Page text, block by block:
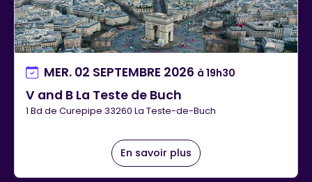
MER. 02 SEPTEMBRE 2026 à 19h30
V and B La Teste de Buch
1 Bd de Curepipe 33260 La Teste-de-Buch
En savoir plus